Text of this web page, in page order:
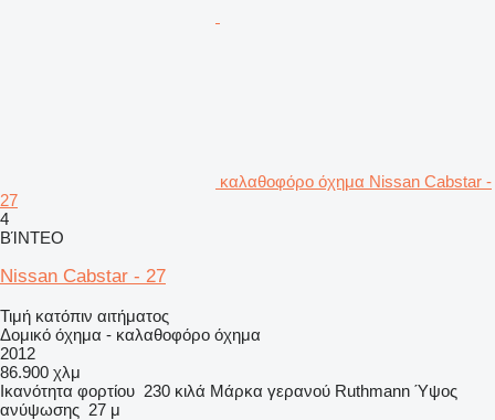
καλαθοφόρο όχημα Nissan Cabstar -
27
4
ΒΊΝΤΕΟ
Nissan Cabstar - 27
Τιμή κατόπιν αιτήματος
Δομικό όχημα - καλαθοφόρο όχημα
2012
86.900 χλμ
Ικανότητα φορτίου 230 κιλά Μάρκα γερανού Ruthmann Ύψος
ανύψωσης 27 μ